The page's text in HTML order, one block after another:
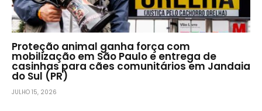
Proteção animal ganha força com
mobilização em São Paulo e entrega de
casinhas para cães comunitários em Jandaia
do Sul (PR)
JULHO 15, 2026